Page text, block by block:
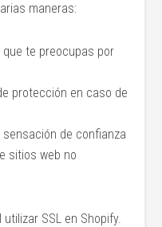
maneras:
te preocupas por
protección en caso de
de confianza
sitios web no
SSL en Shopify.